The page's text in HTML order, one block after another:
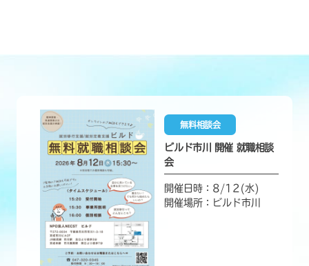
無料相談会
ビルド市川 開催 就職相談
会
開催日時：8/12(水)
開催場所：ビルド市川